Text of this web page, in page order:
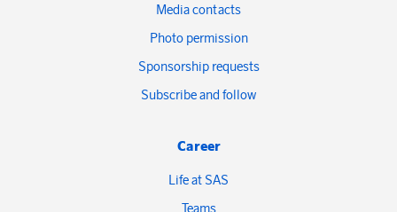
Media contacts
Photo permission
Sponsorship requests
Subscribe and follow
Career
Life at SAS
Teams